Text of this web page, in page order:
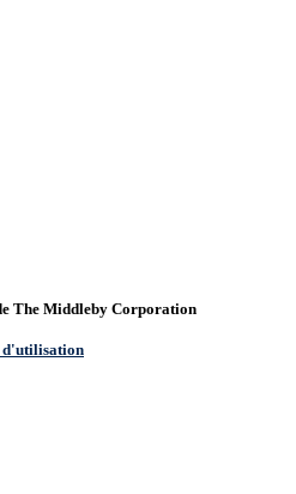
The Middleby Corporation
d'utilisation